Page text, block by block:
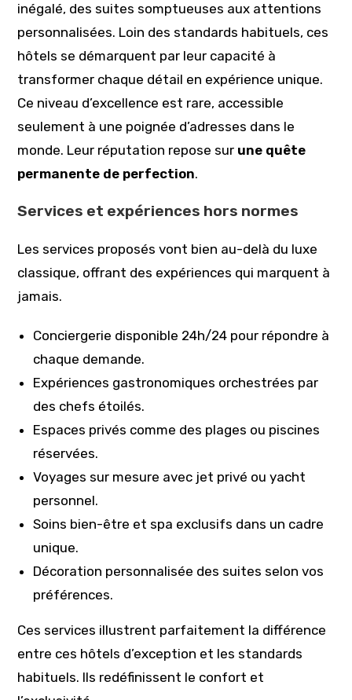
inégalé, des suites somptueuses aux attentions
personnalisées. Loin des standards habituels, ces
hôtels se démarquent par leur capacité à
transformer chaque détail en expérience unique.
Ce niveau d’excellence est rare, accessible
seulement à une poignée d’adresses dans le
monde. Leur réputation repose sur une quête
permanente de perfection.
Services et expériences hors normes
Les services proposés vont bien au-delà du luxe
classique, offrant des expériences qui marquent à
jamais.
Conciergerie disponible 24h/24 pour répondre à
chaque demande.
Expériences gastronomiques orchestrées par
des chefs étoilés.
Espaces privés comme des plages ou piscines
réservées.
Voyages sur mesure avec jet privé ou yacht
personnel.
Soins bien-être et spa exclusifs dans un cadre
unique.
Décoration personnalisée des suites selon vos
préférences.
Ces services illustrent parfaitement la différence
entre ces hôtels d’exception et les standards
habituels. Ils redéfinissent le confort et